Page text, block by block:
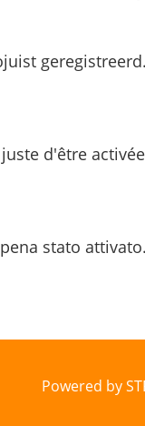
d'être
stato
Powered by